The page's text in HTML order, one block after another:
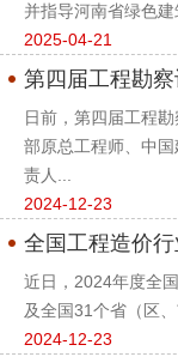
并指导河南省绿色
2025-04-21
第四届工程勘
日前，第四届工程
部原总工程师、中
责人...
2024-12-23
全国工程造价
近日，2024年度全
及全国31个省（区
2024-12-23